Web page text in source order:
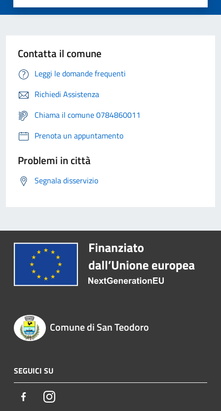
Contatta il comune
Leggi le domande frequenti
Richiedi Assistenza
Chiama il comune 0784860011
Prenota un appuntamento
Problemi in città
Segnala disservizio
Comune di San Teodoro
SEGUICI SU
FacebookInstagram